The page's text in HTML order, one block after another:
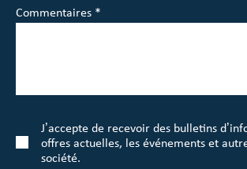
Commentaires *
J’accepte de recevoir des bulletins
offres actuelles, les événements et
société.